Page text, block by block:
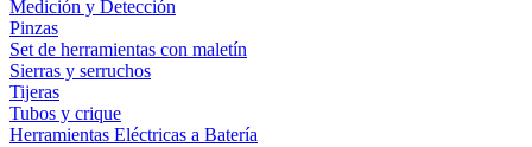
Medición y Detección
Pinzas
Set de herramientas con maletín
Sierras y serruchos
Tijeras
Tubos y crique
Herramientas Eléctricas a Batería